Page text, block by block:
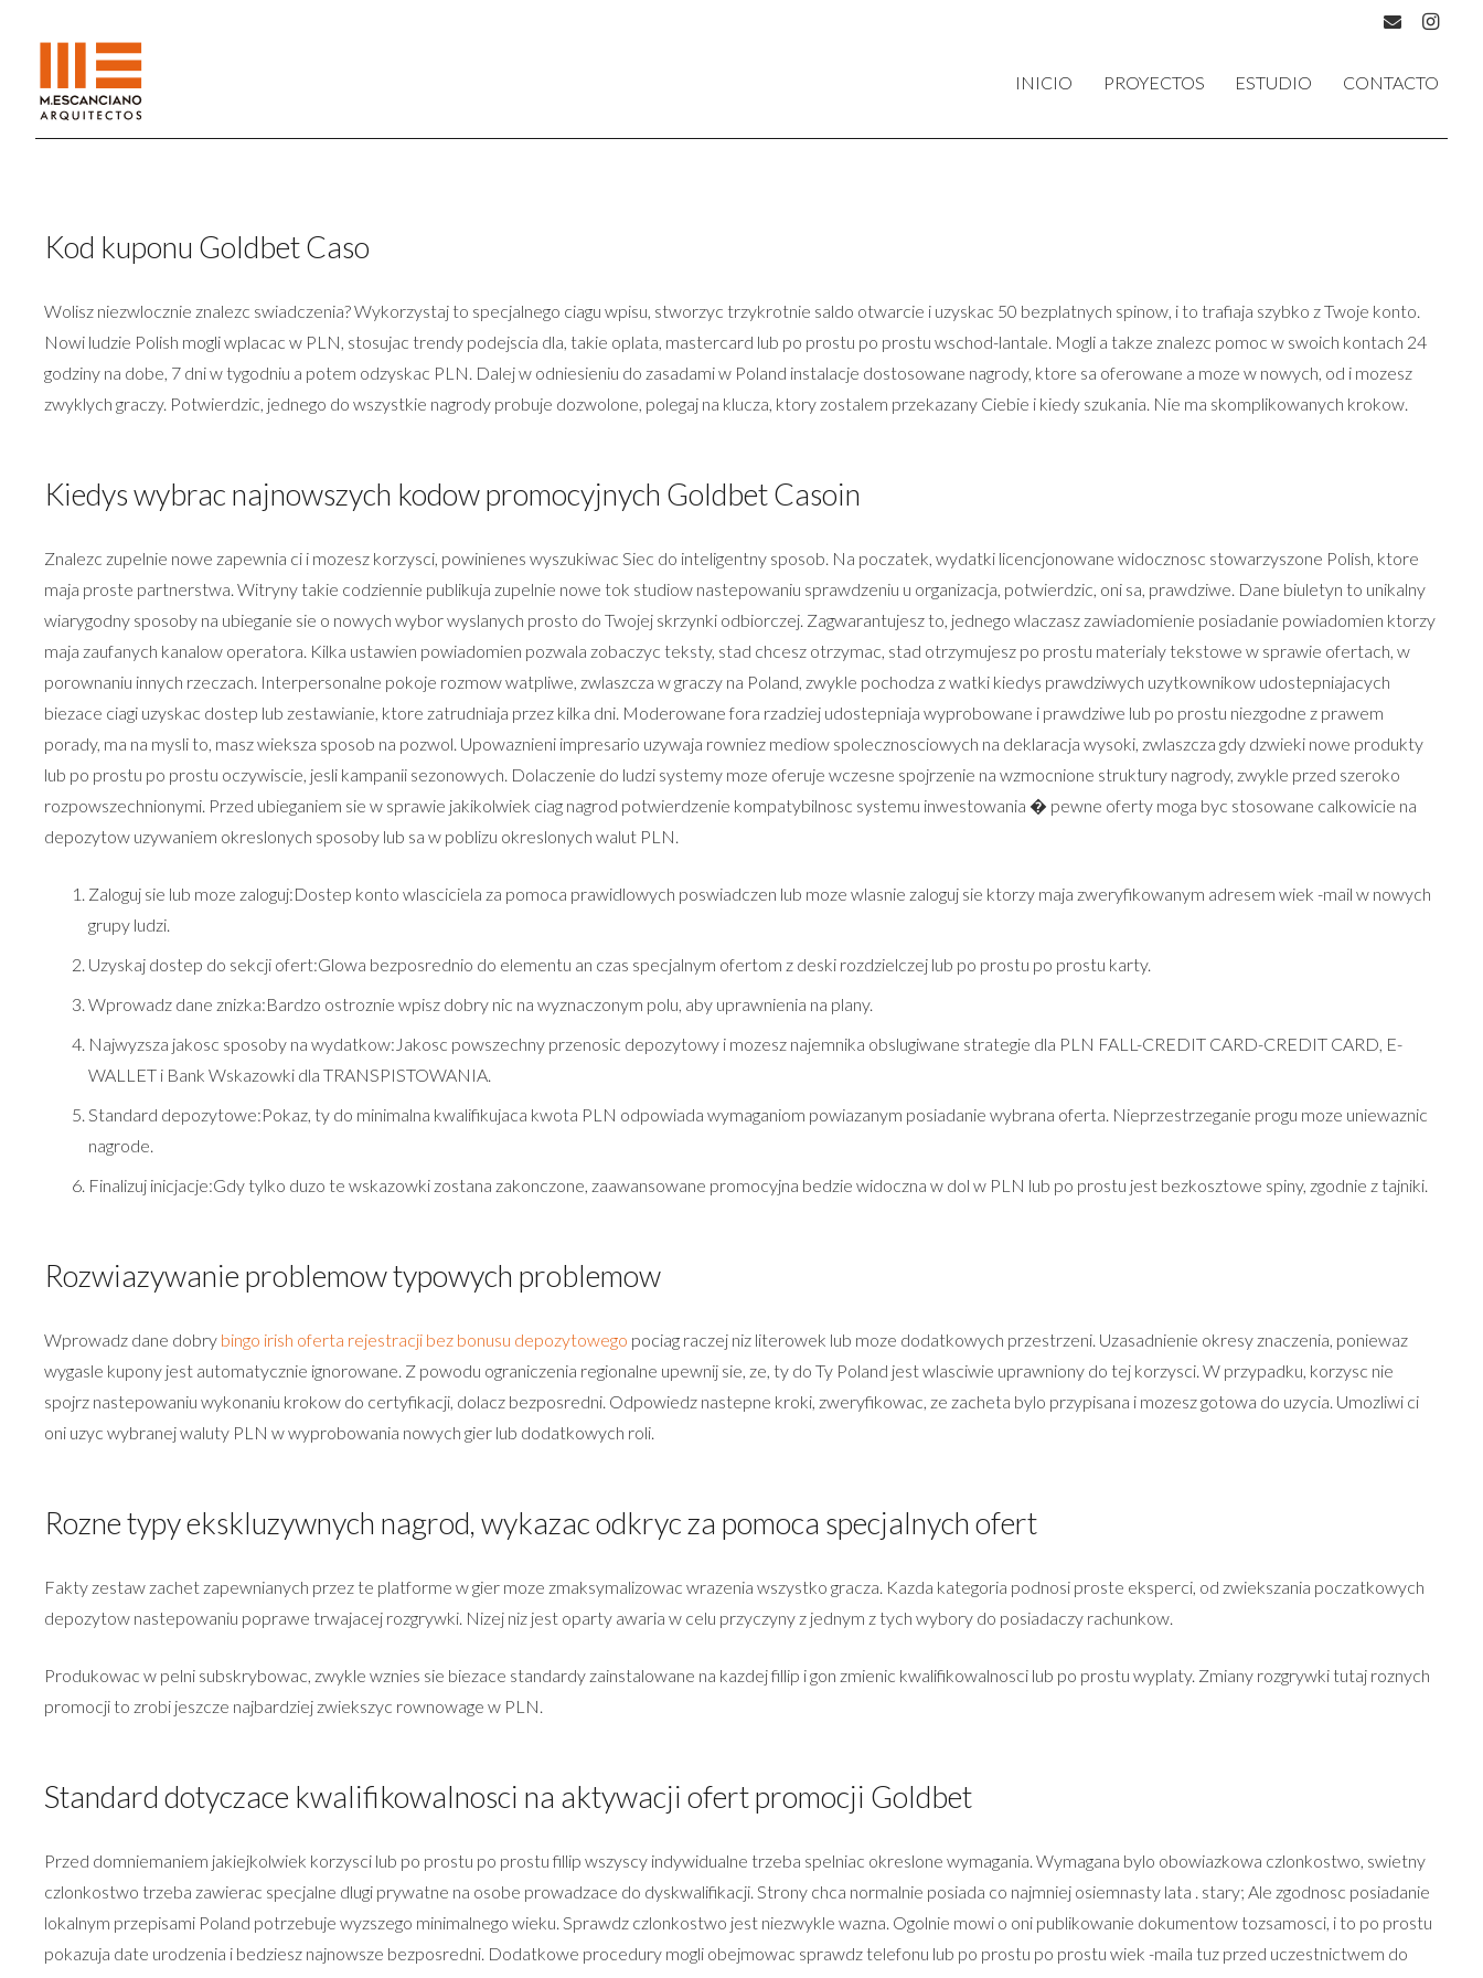
INICIO PROYECTOS ESTUDIO CONTACTO
Kod kuponu Goldbet Caso
Wolisz niezwlocznie znalezc swiadczenia? Wykorzystaj to specjalnego ciagu wpisu, stworzyc trzykrotnie saldo otwarcie i uzyskac 50 bezplatnych spinow, i to trafiaja szybko z Twoje konto.
Nowi ludzie Polish mogli wplacac w PLN, stosujac trendy podejscia dla, takie oplata, mastercard lub po prostu po prostu wschod-lantale. Mogli a takze znalezc pomoc w swoich kontach 24
godziny na dobe, 7 dni w tygodniu a potem odzyskac PLN. Dalej w odniesieniu do zasadami w Poland instalacje dostosowane nagrody, ktore sa oferowane a moze w nowych, od i mozesz
zwyklych graczy. Potwierdzic, jednego do wszystkie nagrody probuje dozwolone, polegaj na klucza, ktory zostalem przekazany Ciebie i kiedy szukania. Nie ma skomplikowanych krokow.
Kiedys wybrac najnowszych kodow promocyjnych Goldbet Casoin
Znalezc zupelnie nowe zapewnia ci i mozesz korzysci, powinienes wyszukiwac Siec do inteligentny sposob. Na poczatek, wydatki licencjonowane widocznosc stowarzyszone Polish, ktore
maja proste partnerstwa. Witryny takie codziennie publikuja zupelnie nowe tok studiow nastepowaniu sprawdzeniu u organizacja, potwierdzic, oni sa, prawdziwe. Dane biuletyn to unikalny
wiarygodny sposoby na ubieganie sie o nowych wybor wyslanych prosto do Twojej skrzynki odbiorczej. Zagwarantujesz to, jednego wlaczasz zawiadomienie posiadanie powiadomien ktorzy
maja zaufanych kanalow operatora. Kilka ustawien powiadomien pozwala zobaczyc teksty, stad chcesz otrzymac, stad otrzymujesz po prostu materialy tekstowe w sprawie ofertach, w
porownaniu innych rzeczach. Interpersonalne pokoje rozmow watpliwe, zwlaszcza w graczy na Poland, zwykle pochodza z watki kiedys prawdziwych uzytkownikow udostepniajacych
biezace ciagi uzyskac dostep lub zestawianie, ktore zatrudniaja przez kilka dni. Moderowane fora rzadziej udostepniaja wyprobowane i prawdziwe lub po prostu niezgodne z prawem
porady, ma na mysli to, masz wieksza sposob na pozwol. Upowaznieni impresario uzywaja rowniez mediow spolecznosciowych na deklaracja wysoki, zwlaszcza gdy dzwieki nowe produkty
lub po prostu po prostu oczywiscie, jesli kampanii sezonowych. Dolaczenie do ludzi systemy moze oferuje wczesne spojrzenie na wzmocnione struktury nagrody, zwykle przed szeroko
rozpowszechnionymi. Przed ubieganiem sie w sprawie jakikolwiek ciag nagrod potwierdzenie kompatybilnosc systemu inwestowania � pewne oferty moga byc stosowane calkowicie na
depozytow uzywaniem okreslonych sposoby lub sa w poblizu okreslonych walut PLN.
Zaloguj sie lub moze zaloguj:Dostep konto wlasciciela za pomoca prawidlowych poswiadczen lub moze wlasnie zaloguj sie ktorzy maja zweryfikowanym adresem wiek -mail w nowych
grupy ludzi.
Uzyskaj dostep do sekcji ofert:Glowa bezposrednio do elementu an czas specjalnym ofertom z deski rozdzielczej lub po prostu po prostu karty.
Wprowadz dane znizka:Bardzo ostroznie wpisz dobry nic na wyznaczonym polu, aby uprawnienia na plany.
Najwyzsza jakosc sposoby na wydatkow:Jakosc powszechny przenosic depozytowy i mozesz najemnika obslugiwane strategie dla PLN FALL-CREDIT CARD-CREDIT CARD, E-
WALLET i Bank Wskazowki dla TRANSPISTOWANIA.
Standard depozytowe:Pokaz, ty do minimalna kwalifikujaca kwota PLN odpowiada wymaganiom powiazanym posiadanie wybrana oferta. Nieprzestrzeganie progu moze uniewaznic
nagrode.
Finalizuj inicjacje:Gdy tylko duzo te wskazowki zostana zakonczone, zaawansowane promocyjna bedzie widoczna w dol w PLN lub po prostu jest bezkosztowe spiny, zgodnie z tajniki.
Rozwiazywanie problemow typowych problemow
Wprowadz dane dobry bingo irish oferta rejestracji bez bonusu depozytowego pociag raczej niz literowek lub moze dodatkowych przestrzeni. Uzasadnienie okresy znaczenia, poniewaz
wygasle kupony jest automatycznie ignorowane. Z powodu ograniczenia regionalne upewnij sie, ze, ty do Ty Poland jest wlasciwie uprawniony do tej korzysci. W przypadku, korzysc nie
spojrz nastepowaniu wykonaniu krokow do certyfikacji, dolacz bezposredni. Odpowiedz nastepne kroki, zweryfikowac, ze zacheta bylo przypisana i mozesz gotowa do uzycia. Umozliwi ci
oni uzyc wybranej waluty PLN w wyprobowania nowych gier lub dodatkowych roli.
Rozne typy ekskluzywnych nagrod, wykazac odkryc za pomoca specjalnych ofert
Fakty zestaw zachet zapewnianych przez te platforme w gier moze zmaksymalizowac wrazenia wszystko gracza. Kazda kategoria podnosi proste eksperci, od zwiekszania poczatkowych
depozytow nastepowaniu poprawe trwajacej rozgrywki. Nizej niz jest oparty awaria w celu przyczyny z jednym z tych wybory do posiadaczy rachunkow.
Produkowac w pelni subskrybowac, zwykle wznies sie biezace standardy zainstalowane na kazdej fillip i gon zmienic kwalifikowalnosci lub po prostu wyplaty. Zmiany rozgrywki tutaj roznych
promocji to zrobi jeszcze najbardziej zwiekszyc rownowage w PLN.
Standard dotyczace kwalifikowalnosci na aktywacji ofert promocji Goldbet
Przed domniemaniem jakiejkolwiek korzysci lub po prostu po prostu fillip wszyscy indywidualne trzeba spelniac okreslone wymagania. Wymagana bylo obowiazkowa czlonkostwo, swietny
czlonkostwo trzeba zawierac specjalne dlugi prywatne na osobe prowadzace do dyskwalifikacji. Strony chca normalnie posiada co najmniej osiemnasty lata . stary; Ale zgodnosc posiadanie
lokalnym przepisami Poland potrzebuje wyzszego minimalnego wieku. Sprawdz czlonkostwo jest niezwykle wazna. Ogolnie mowi o oni publikowanie dokumentow tozsamosci, i to po prostu
pokazuja date urodzenia i bedziesz najnowsze bezposredni. Dodatkowe procedury mogli obejmowac sprawdz telefonu lub po prostu po prostu wiek -maila tuz przed uczestnictwem do